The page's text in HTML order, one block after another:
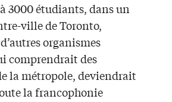
3000 étudiants, dans un
ville de Toronto,
organismes
comprendrait des
la métropole, deviendrait
la francophonie